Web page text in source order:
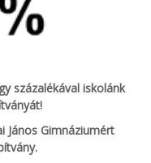
százalékával iskolánk
János Gimnáziumért